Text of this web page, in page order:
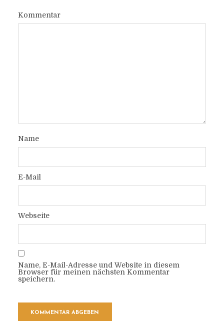
Kommentar
Name
E-Mail
Webseite
Name, E-Mail-Adresse und Website in diesem
Browser für meinen nächsten Kommentar
speichern.